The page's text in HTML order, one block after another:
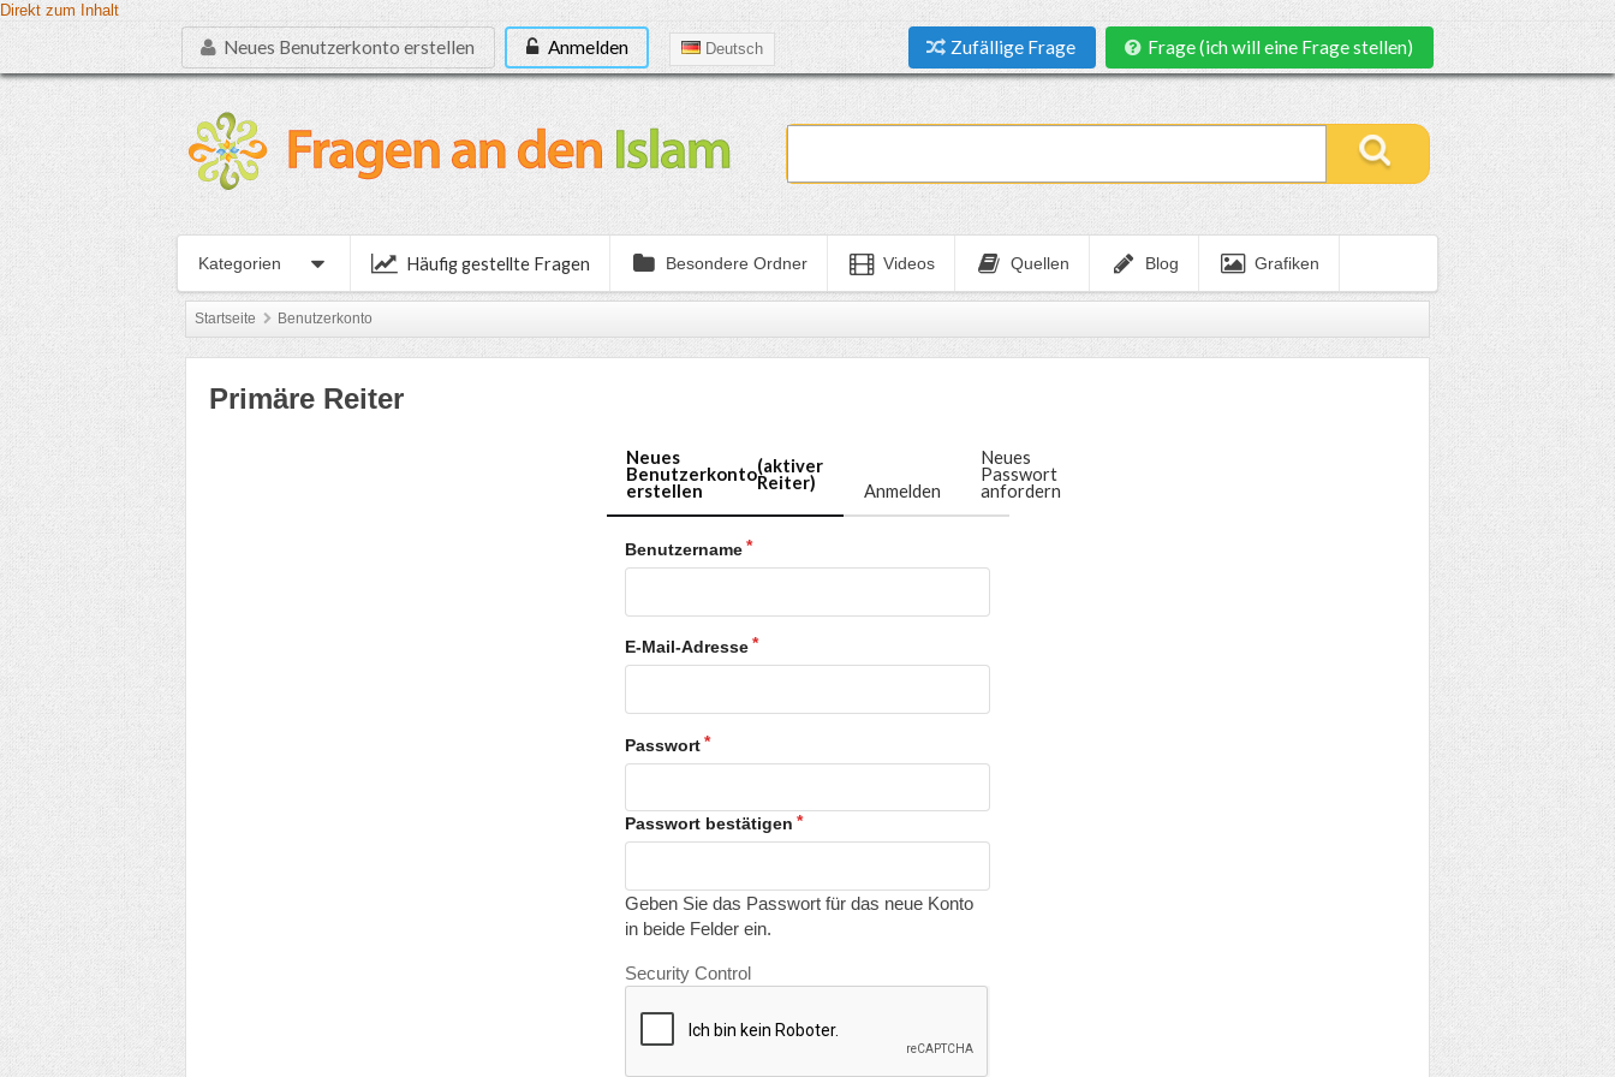
Direkt zum Inhalt
Neues Benutzerkonto erstellen Anmelden Deutsch Zufällige Frage Frage (ich will eine Frage stellen)
Kategorien Häufig gestellte Fragen Besondere Ordner Videos Quellen Blog Grafiken
Startseite Benutzerkonto
Primäre Reiter
Neues
Benutzerkonto
erstellen
(aktiver
Reiter) Anmelden
Neues
Passwort
anfordern
Benutzername
E-Mail-Adresse
Passwort
Passwort bestätigen
Geben Sie das Passwort für das neue Konto
in beide Felder ein.
Security Control